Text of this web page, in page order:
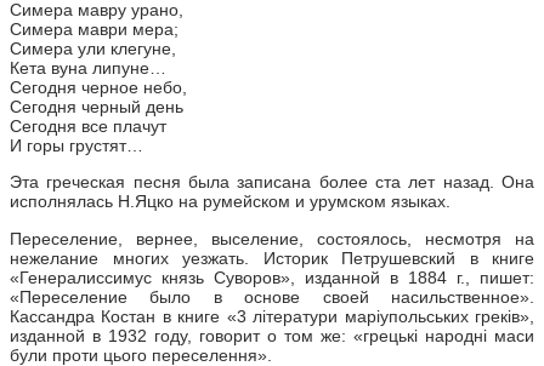
Симера мавру урано,
Симера маври мера;
Симера ули клегуне,
Кета вуна липуне…
Сегодня черное небо,
Сегодня черный день
Сегодня все плачут
И горы грустят…
Эта греческая песня была записана более ста лет назад. Она
исполнялась Н.Яцко на румейском и урумском языках.
Переселение, вернее, выселение, состоялось, несмотря на
нежелание многих уезжать. Историк Петрушевский в книге
«Генералиссимус князь Суворов», изданной в 1884 г., пишет:
«Переселение было в основе своей насильственное».
Кассандра Костан в книге «3 літератури маріупольських греків»,
изданной в 1932 году, говорит о том же: «грецькі народні маси
були проти цього переселення».